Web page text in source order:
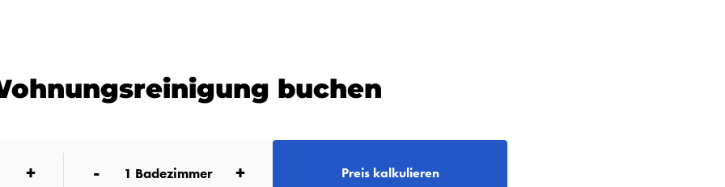
buchen
+ - 1 Badezimmer + Preis kalkulieren